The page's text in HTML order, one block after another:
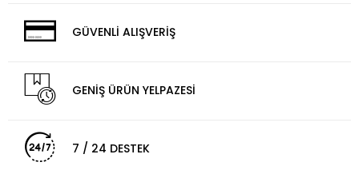
GÜVENLİ ALIŞVERİŞ
GENİŞ ÜRÜN YELPAZESİ
7 / 24 DESTEK